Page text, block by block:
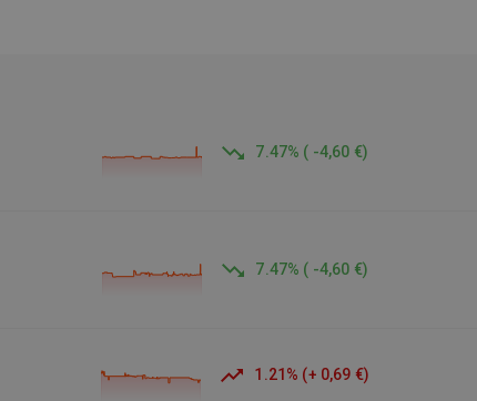
7.47% ( -4,60 €)
7.47% ( -4,60 €)
1.21 % (+ 0,69 €)